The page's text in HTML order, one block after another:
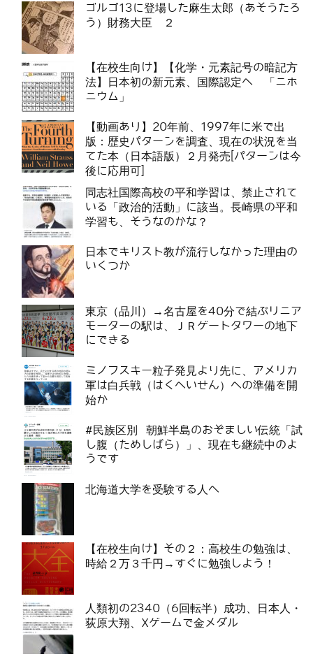
ゴルゴ13に登場した麻生太郎（あそうたろ
う）財務大臣 ２
【在校生向け】【化学・元素記号の暗記方
法】日本初の新元素、国際認定へ 「ニホ
ニウム」
【動画あり】20年前、1997年に米で出
版：歴史パターンを調査、現在の状況を当
てた本（日本語版）２月発売[パターンは今
後に応用可]
同志社国際高校の平和学習は、禁止されて
いる「政治的活動」に該当。長崎県の平和
学習も、そうなのかな？
日本でキリスト教が流行しなかった理由の
いくつか
東京（品川）→名古屋を40分で結ぶリニア
モーターの駅は、ＪＲゲートタワーの地下
にできる
ミノフスキー粒子発見より先に、アメリカ
軍は白兵戦（はくへいせん）への準備を開
始か
#民族区別 朝鮮半島のおぞましい伝統「試
し腹（ためしばら）」、現在も継続中のよ
うです
北海道大学を受験する人へ
【在校生向け】その２：高校生の勉強は、
時給２万３千円→すぐに勉強しよう！
人類初の2340（6回転半）成功、日本人・
荻原大翔、Xゲームで金メダル